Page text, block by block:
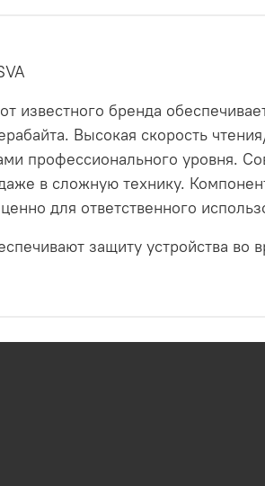
известного бренда
Высокая скорость
профессионального уровня.
в сложную технику.
для ответственного
защиту устройства во